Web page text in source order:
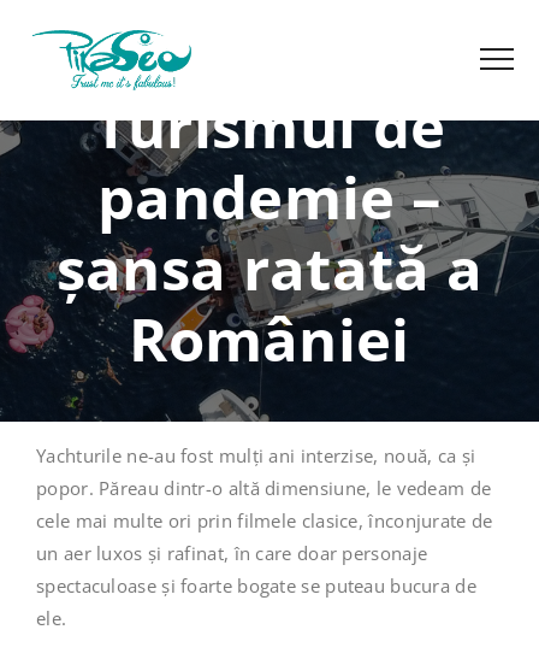
Turismul de
pandemie –
șansa ratată a
României
Yachturile ne-au fost mulți ani interzise, nouă, ca și
popor. Păreau dintr-o altă dimensiune, le vedeam de
cele mai multe ori prin filmele clasice, înconjurate de
un aer luxos și rafinat, în care doar personaje
spectaculoase și foarte bogate se puteau bucura de
ele.